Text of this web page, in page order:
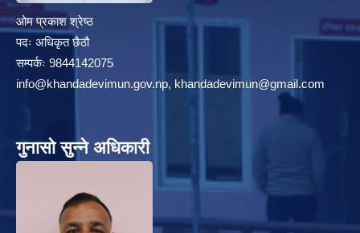
ओम प्रकाश श्रेष्ठ
पदः अधिकृत छैठौ
सम्पर्कः 9844142075
info@khandadevimun.gov.np, khandadevimun@gmail.com
गुनासो सुन्ने अधिकारी